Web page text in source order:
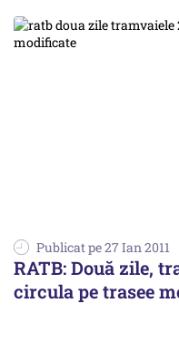
Publicat pe 27 Ian 2011
RATB: Două zile,
circula pe trasee